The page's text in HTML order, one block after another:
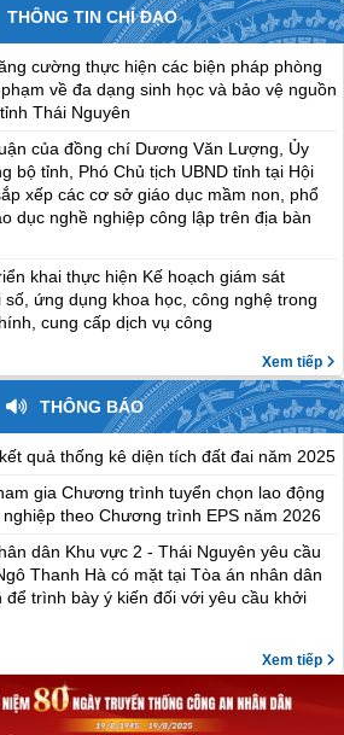
THÔNG TIN CHỈ ĐẠO
cường thực hiện các biện pháp phòng
về đa dạng sinh học và bảo vệ nguồn
Thái Nguyên
của đồng chí Dương Văn Lượng, Ủy
bộ tỉnh, Phó Chủ tịch UBND tỉnh tại Hội
xếp các cơ sở giáo dục mầm non, phổ
dục nghề nghiệp công lập trên địa bàn
khai thực hiện Kế hoạch giám sát
ứng dụng khoa học, công nghệ trong
cung cấp dịch vụ công
Xem tiếp
THÔNG BÁO
quả thống kê diện tích đất đai năm 2025
gia Chương trình tuyển chọn lao động
theo Chương trình EPS năm 2026
dân Khu vực 2 - Thái Nguyên yêu cầu
Thanh Hà có mặt tại Tòa án nhân dân
để trình bày ý kiến đối với yêu cầu khởi
Xem tiếp